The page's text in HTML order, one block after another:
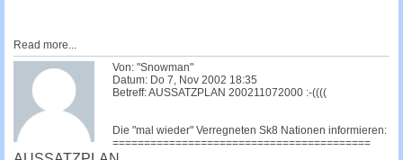
Read more...
Von: "Snowman"
Datum: Do 7, Nov 2002 18:35
Betreff: AUSSATZPLAN 200211072000 :-((((
Die "mal wieder" Verregneten Sk8 Nationen informieren:
=========================================